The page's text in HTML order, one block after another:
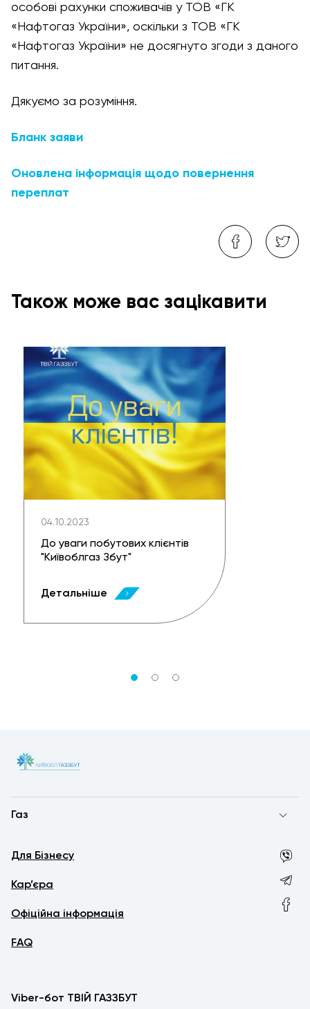
особові рахунки споживачів у ТОВ «ГК
«Нафтогаз України», оскільки з ТОВ «ГК
«Нафтогаз України» не досягнуто згоди з даного
питання.
Дякуємо за розуміння.
Бланк заяви
Оновлена інформація щодо повернення
переплат
Також може вас зацікавити
04.10.2023
До уваги побутових клієнтів
"Київоблгаз Збут"
Детальніше
Газ
Для Бізнесу
Кар’єра
Офіційна інформація
FAQ
Viber-бот ТВІЙ ГАЗЗБУТ